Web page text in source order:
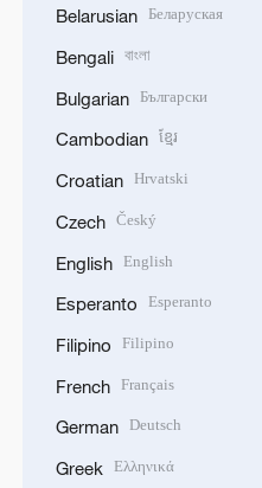
Belarusian Беларуская
Bengali বাংলা
Bulgarian Български
Cambodian ខ្មែរ
Croatian Hrvatski
Czech Český
English English
Esperanto Esperanto
Filipino Filipino
French Français
German Deutsch
Greek Ελληνικά